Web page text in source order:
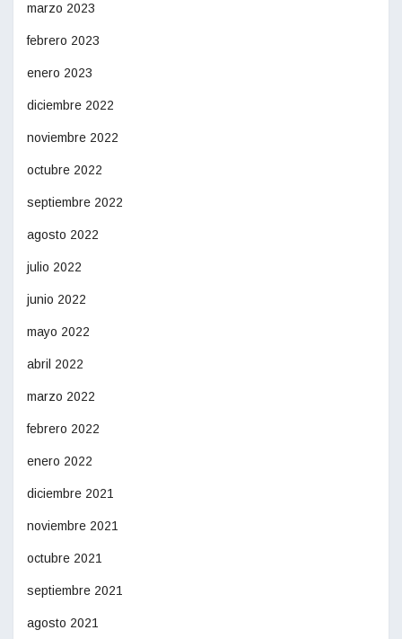
marzo 2023
febrero 2023
enero 2023
diciembre 2022
noviembre 2022
octubre 2022
septiembre 2022
agosto 2022
julio 2022
junio 2022
mayo 2022
abril 2022
marzo 2022
febrero 2022
enero 2022
diciembre 2021
noviembre 2021
octubre 2021
septiembre 2021
agosto 2021